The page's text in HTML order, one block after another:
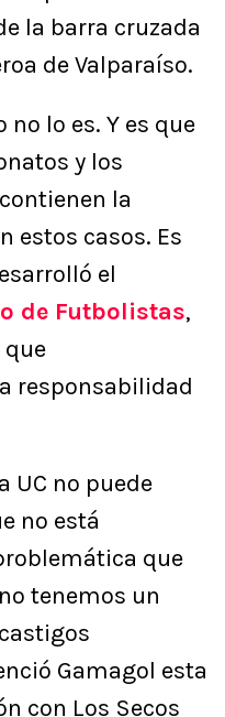
la barra cruzada
de Valparaíso.
no lo es. Y es que
y los
la
estos casos. Es
el
de Futbolistas,
que
responsabilidad
UC no puede
no está
que
tenemos un
Gamagol esta
con Los Secos